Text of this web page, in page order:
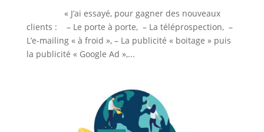
« J’ai essayé, pour gagner des nouveaux
clients : – Le porte à porte, – La téléprospection, –
L’e-mailing « à froid », – La publicité « boitage » puis
la publicité « Google Ad »,...